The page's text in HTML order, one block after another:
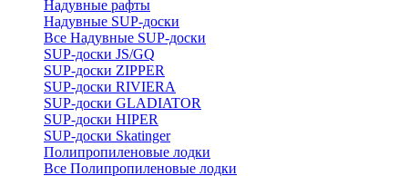
Надувные рафты
Надувные SUP-доски
Все Надувные SUP-доски
SUP-доски JS/GQ
SUP-доски ZIPPER
SUP-доски RIVIERA
SUP-доски GLADIATOR
SUP-доски HIPER
SUP-доски Skatinger
Полипропиленовые лодки
Все Полипропиленовые лодки